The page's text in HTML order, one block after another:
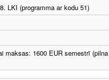
LKI (programma ar kodu 51)
maksas: 1600 EUR semestrī (pilna